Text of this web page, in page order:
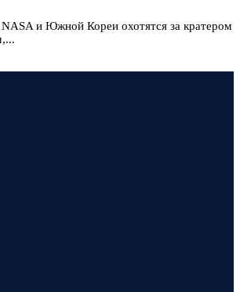
и Южной Кореи охотятся за кратером